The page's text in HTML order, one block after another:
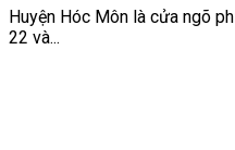
Huyện Hóc Môn là cửa ngõ
22 và...